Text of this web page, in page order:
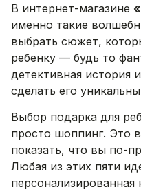
В интернет-магазине
именно такие
выбрать сюжет,
ребенку — будь то
детективная история
сделать его
Выбор подарка для
просто шоппинг. Это
показать, что вы по-
Любая из этих пяти
персонализированная